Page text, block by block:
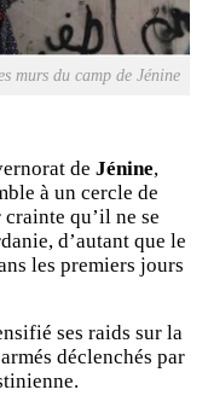
murs du camp de Jénine
de Jénine,
à un cercle de
qu’il ne se
d’autant que le
les premiers jours
ses raids sur la
déclenchés par